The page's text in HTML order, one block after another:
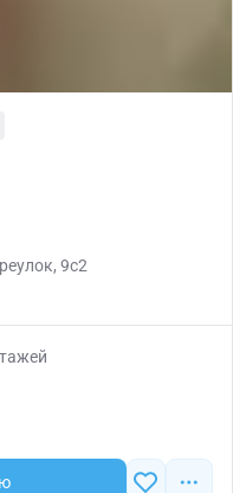
9с2